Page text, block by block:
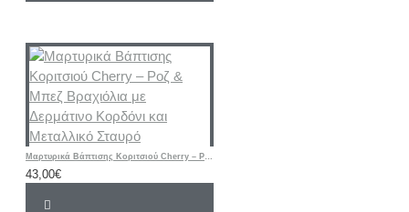
Μαρτυρικά Βάπτισης Κοριτσιού Cherry – Ροζ & Μπεζ Βραχιόλια με Δερμάτινο Κορδόνι και Μεταλλικό Σταυρό
43,00€